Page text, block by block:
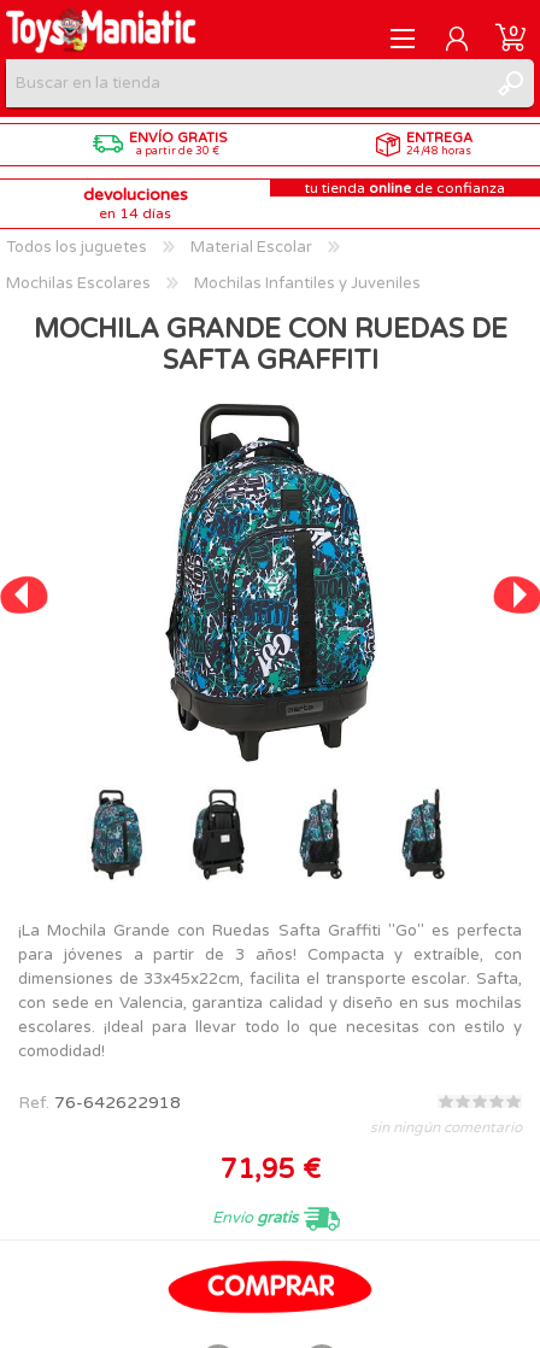
REGISTRARME
INICIAR SESIÓN
0
ENVÍO GRATIS
a partir de 30 €
ENTREGA
24/48 horas
devoluciones
en 14 días
tu tienda online de confianza
Todos los juguetes
Material Escolar
Mochilas Escolares
Mochilas Infantiles y Juveniles
MOCHILA GRANDE CON RUEDAS DE
SAFTA GRAFFITI
¡La Mochila Grande con Ruedas Safta Graffiti "Go" es perfecta
para jóvenes a partir de 3 años! Compacta y extraíble, con
dimensiones de 33x45x22cm, facilita el transporte escolar. Safta,
con sede en Valencia, garantiza calidad y diseño en sus mochilas
escolares. ¡Ideal para llevar todo lo que necesitas con estilo y
comodidad!
Ref. 76-642622918
sin ningún comentario
71,95 €
Envíogratis